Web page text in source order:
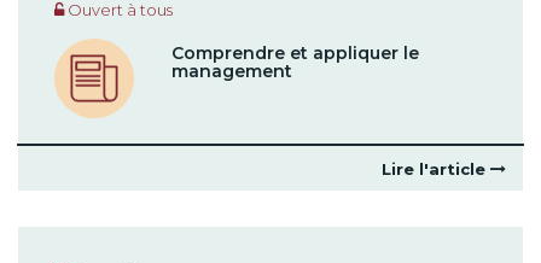
Ouvert à tous
Comprendre et appliquer le
management
Lire l'article